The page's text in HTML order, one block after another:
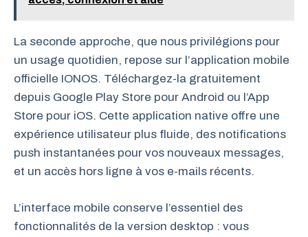
La seconde approche, que nous privilégions pour
un usage quotidien, repose sur l’application mobile
officielle IONOS. Téléchargez-la gratuitement
depuis Google Play Store pour Android ou l’App
Store pour iOS. Cette application native offre une
expérience utilisateur plus fluide, des notifications
push instantanées pour vos nouveaux messages,
et un accès hors ligne à vos e-mails récents.
L’interface mobile conserve l’essentiel des
fonctionnalités de la version desktop : vous